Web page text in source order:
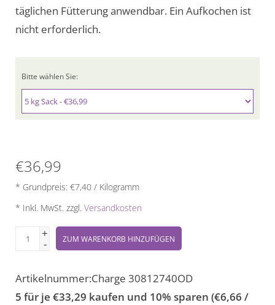
täglichen Fütterung anwendbar. Ein Aufkochen ist
nicht erforderlich.
Bitte wählen Sie:
€36,99
* Grundpreis: €7,40 / Kilogramm
* Inkl. MwSt. zzgl. Versandkosten
+
- ZUM WARENKORB HINZUFÜGEN
Artikelnummer:Charge 30812740OD
5 für je €33,29 kaufen und 10% sparen (€6,66 /